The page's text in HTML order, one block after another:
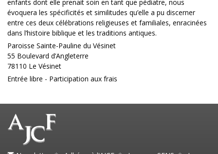
enfants dont elle prenait soin en tant que pédiatre, nous
évoquera les spécificités et similitudes qu’elle a pu discerner
entre ces deux célébrations religieuses et familiales, enracinées
dans l’histoire biblique et les traditions antiques.
Paroisse Sainte-Pauline du Vésinet
55 Boulevard d’Angleterre
78110 Le Vésinet
Entrée libre - Participation aux frais